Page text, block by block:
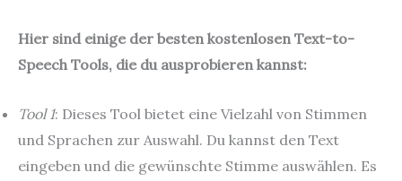
Hier sind einige der besten kostenlosen Text-to-
Speech Tools, die du ausprobieren kannst:
Tool 1: Dieses Tool bietet eine Vielzahl von Stimmen
und Sprachen zur Auswahl. Du kannst den Text
eingeben und die gewünschte Stimme auswählen. Es